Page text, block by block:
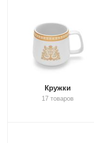
Кружки
17 товаров